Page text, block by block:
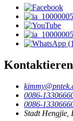
Kontaktieren
0086-
0086-
Stadt Hengjie,